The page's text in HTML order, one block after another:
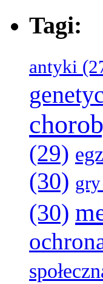
Tagi:
antyki
(29)
(30)
(30)